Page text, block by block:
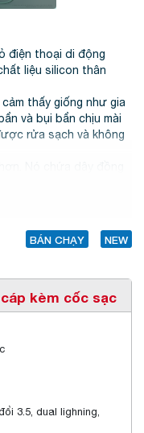
điện thoại di động
liệu silicon thân
thấy giống như gia
và bụi bẩn chịu mài
rửa sạch và không
Bạn không cần phải
BÁN CHẠY
NEW
kèm cốc sạc
3.5, dual lighning,